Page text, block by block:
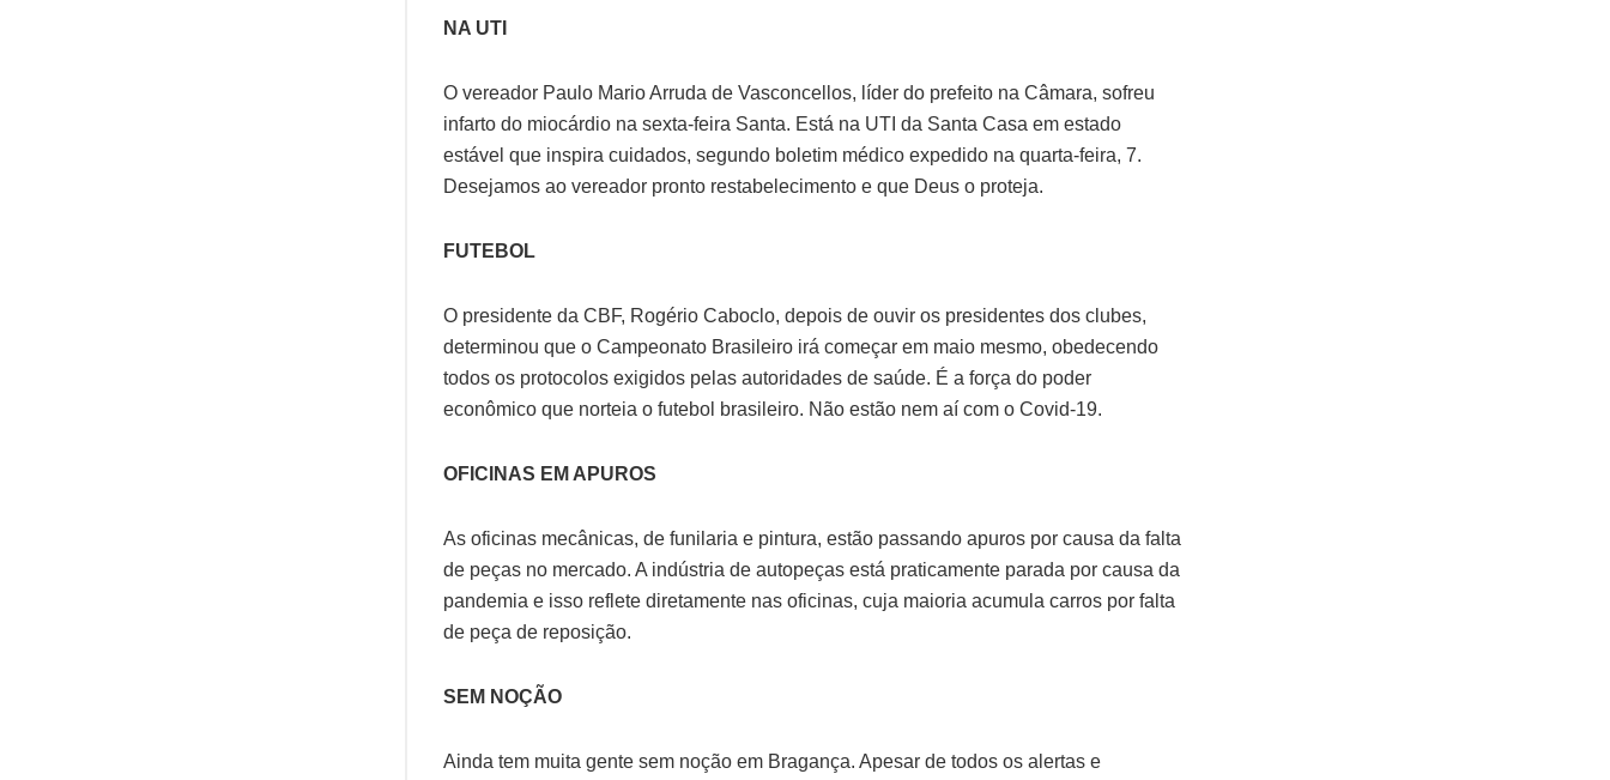
NA UTI
O vereador Paulo Mario Arruda de Vasconcellos, líder do prefeito na Câmara, sofreu
infarto do miocárdio na sexta-feira Santa. Está na UTI da Santa Casa em estado
estável que inspira cuidados, segundo boletim médico expedido na quarta-feira, 7.
Desejamos ao vereador pronto restabelecimento e que Deus o proteja.
FUTEBOL
O presidente da CBF, Rogério Caboclo, depois de ouvir os presidentes dos clubes,
determinou que o Campeonato Brasileiro irá começar em maio mesmo, obedecendo
todos os protocolos exigidos pelas autoridades de saúde. É a força do poder
econômico que norteia o futebol brasileiro. Não estão nem aí com o Covid-19.
OFICINAS EM APUROS
As oficinas mecânicas, de funilaria e pintura, estão passando apuros por causa da falta
de peças no mercado. A indústria de autopeças está praticamente parada por causa da
pandemia e isso reflete diretamente nas oficinas, cuja maioria acumula carros por falta
de peça de reposição.
SEM NOÇÃO
Ainda tem muita gente sem noção em Bragança. Apesar de todos os alertas e